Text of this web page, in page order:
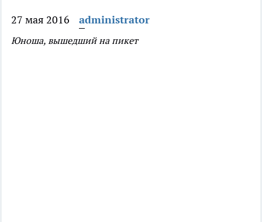
27 мая 2016 administrator
Юноша, вышедший на пикет